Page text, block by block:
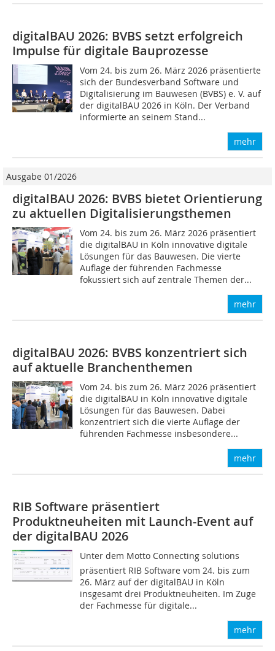
digitalBAU 2026: BVBS setzt erfolgreich
Impulse für digitale Bauprozesse
Vom 24. bis zum 26. März 2026 präsentierte
sich der Bundesverband Software und
Digitalisierung im Bauwesen (BVBS) e. V. auf
der digitalBAU 2026 in Köln. Der Verband
informierte an seinem Stand...
mehr
Ausgabe 01/2026
digitalBAU 2026: BVBS bietet Orientierung
zu aktuellen Digitalisierungsthemen
Vom 24. bis zum 26. März 2026 präsentiert
die digitalBAU in Köln innovative digitale
Lösungen für das Bauwesen. Die vierte
Auflage der führenden Fachmesse
fokussiert sich auf zentrale Themen der...
mehr
digitalBAU 2026: BVBS konzentriert sich
auf aktuelle Branchenthemen
Vom 24. bis zum 26. März 2026 präsentiert
die digitalBAU in Köln innovative digitale
Lösungen für das Bauwesen. Dabei
konzentriert sich die vierte Auflage der
führenden Fachmesse insbesondere...
mehr
RIB Software präsentiert
Produktneuheiten mit Launch-Event auf
der digitalBAU 2026
Unter dem Motto Connecting solutions
präsentiert RIB Software vom 24. bis zum
26. März auf der digitalBAU in Köln
insgesamt drei Produktneuheiten. Im Zuge
der Fachmesse für digitale...
mehr